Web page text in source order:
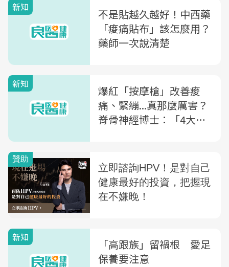
新知
不是貼越久越好！中西藥
「痠痛貼布」該怎麼用？
藥師一次說清楚
新知
爆紅「按摩槍」改善痠
痛、緊繃...真那麼厲害？
脊骨神經博士：「4大NG
新知
「高跟族」留禍根 愛足
保養要注意